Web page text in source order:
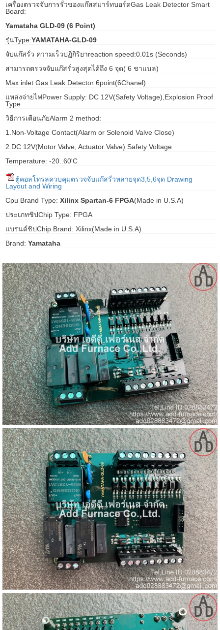
เครื่องตรวจจับการรั่วของแก๊สสมาร์ทบอร์ดGas Leak Detector Smart
Board:
Yamataha GLD-09 (6 Point)
รุ่นType:YAMATAHA-GLD-09
จับแก๊สรั่ว ความเร็วปฏิกิริยาreaction speed:0.01s (Seconds)
สามารถตรวจจับแก๊สรั่วสูงสุดได้ถึง 6 จุด( 6 ชาแนล)
Max inlet Gas Leak Detector 6point(6Chanel)
แหล่งจ่ายไฟPower Supply: DC 12V(Safety Voltage),Explosion Proof
Type
วิธีการเตือนภัยAlarm 2 method:
1.Non-Voltage Contact(Alarm or Solenoid Valve Close)
2.DC 12V(Motor Valve, Actuator Valve) Safety Voltage
Temperature: -20..60'C
ตู้คอลโทรลควบคุมตรวจจับแก๊สรั่วหลายจุด3,5,6จุด Drawing
Layout and Wiring
Cpu Brand Type: Xilinx Spartan-6 FPGA(Made in U.S.A)
ประเภทชิปChip Type: FPGA
แบรนด์ชิปChip Brand: Xilinx(Made in U.S.A)
Brand: Yamataha